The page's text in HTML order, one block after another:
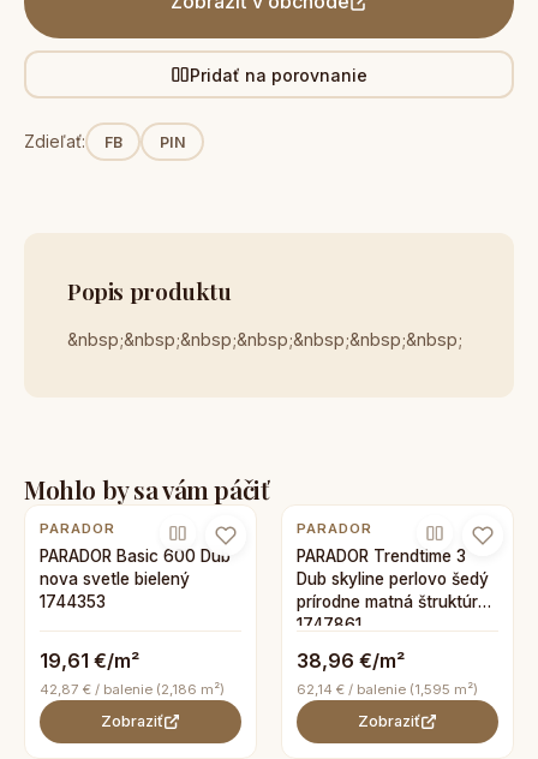
Pridať na porovnanie
Zdieľať: FB PIN
Popis produktu
&nbsp;&nbsp;&nbsp;&nbsp;&nbsp;&nbsp;&nbsp;
Mohlo by sa vám páčiť
PARADOR
PARADOR Basic 600 Dub
nova svetle bielený
1744353
19,61 €/m²
42,87 € / balenie (2,186 m²)
Zobraziť
PARADOR
PARADOR Trendtime 3
Dub skyline perlovo šedý
prírodne matná štruktúra
1747861
38,96 €/m²
62,14 € / balenie (1,595 m²)
Zobraziť